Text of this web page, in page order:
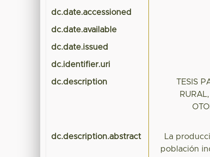
dc.date.accessioned
dc.date.available
dc.date.issued
dc.identifier.uri
dc.description
TESIS
dc.description.abstract
La
población